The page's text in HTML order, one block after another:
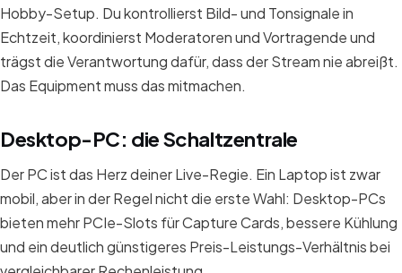
Hobby-Setup. Du kontrollierst Bild- und Tonsignale in
Echtzeit, koordinierst Moderatoren und Vortragende und
trägst die Verantwortung dafür, dass der Stream nie abreißt.
Das Equipment muss das mitmachen.
Desktop-PC: die Schaltzentrale
Der PC ist das Herz deiner Live-Regie. Ein Laptop ist zwar
mobil, aber in der Regel nicht die erste Wahl: Desktop-PCs
bieten mehr PCIe-Slots für Capture Cards, bessere Kühlung
und ein deutlich günstigeres Preis-Leistungs-Verhältnis bei